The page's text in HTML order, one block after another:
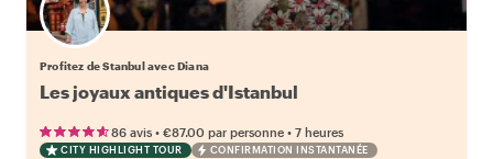
Profitez de Stanbul avec Diana
Les joyaux antiques d'Istanbul
86 avis • €87.00 par personne • 7 heures
CITY HIGHLIGHT TOUR
CONFIRMATION INSTANTANÉE